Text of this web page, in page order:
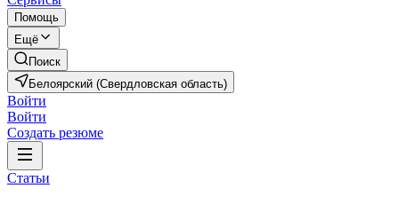
Помощь
Ещё
Поиск
Белоярский (Свердловская область)
Войти
Войти
Создать резюме
Статьи